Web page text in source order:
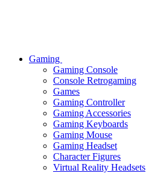
Gaming
Gaming Console
Console Retrogaming
Games
Gaming Controller
Gaming Accessories
Gaming Keyboards
Gaming Mouse
Gaming Headset
Character Figures
Virtual Reality Headsets